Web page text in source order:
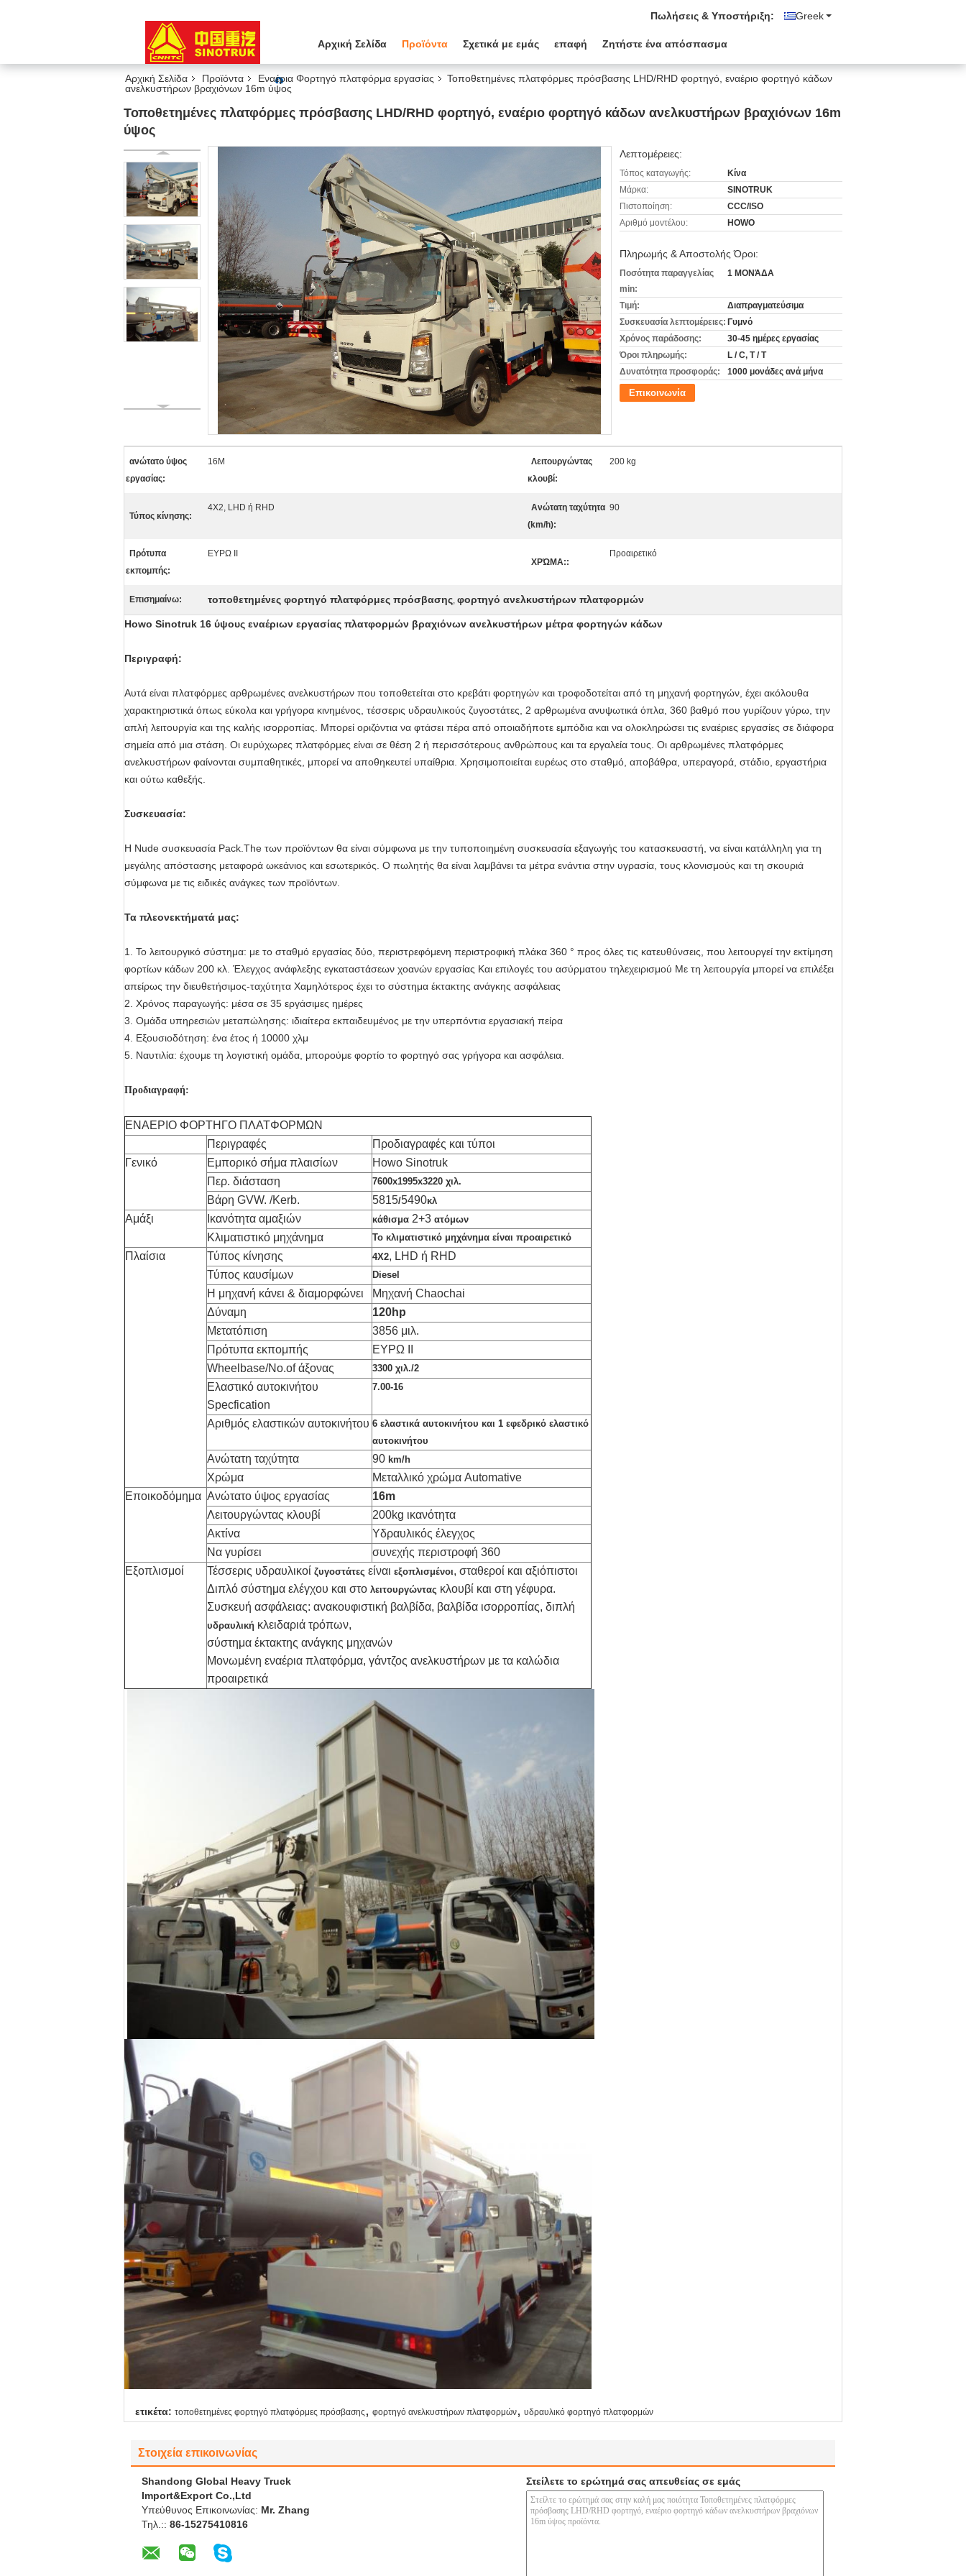
Greek
Πωλήσεις & Υποστήριξη:
Αρχική Σελίδα Προϊόντα Σχετικά με εμάς επαφή Ζητήστε ένα απόσπασμα
Αρχική Σελίδα Προϊόντα Εναέρια Φορτηγό πλατφόρμα εργασίας
Τοποθετημένες πλατφόρμες πρόσβασης LHD/RHD φορτηγό, εναέριο φορτηγό κάδων
ανελκυστήρων βραχιόνων 16m ύψος
Τοποθετημένες πλατφόρμες πρόσβασης LHD/RHD φορτηγό, εναέριο φορτηγό κάδων ανελκυστήρων βραχιόνων 16m
ύψος
Λεπτομέρειες:
Τόπος καταγωγής:
Κίνα
Μάρκα:
SINOTRUK
Πιστοποίηση:
CCC/ISO
Αριθμό μοντέλου:
HOWO
Πληρωμής & Αποστολής Όροι:
Ποσότητα παραγγελίας
min:
1 ΜΟΝΆΔΑ
Τιμή:
Διαπραγματεύσιμα
Συσκευασία λεπτομέρειες: Γυμνό
Χρόνος παράδοσης:
30-45 ημέρες εργασίας
Όροι πληρωμής:
L / C, T / T
Δυνατότητα προσφοράς:
1000 μονάδες ανά μήνα
Επικοινωνία
ανώτατο ύψος
εργασίας:
16M
Λειτουργώντας
κλουβί:
200 kg
Τύπος κίνησης:
4X2, LHD ή RHD
Ανώτατη ταχύτητα
(km/h):
90
Πρότυπα
εκπομπής:
ΕΥΡΩ ΙΙ
ΧΡΏΜΑ::
Προαιρετικό
Επισημαίνω: τοποθετημένες φορτηγό πλατφόρμες πρόσβασης, φορτηγό ανελκυστήρων πλατφορμών
Howo Sinotruk 16 ύψους εναέριων εργασίας πλατφορμών βραχιόνων ανελκυστήρων μέτρα φορτηγών κάδων
Περιγραφή:
Αυτά είναι πλατφόρμες αρθρωμένες ανελκυστήρων που τοποθετείται στο κρεβάτι φορτηγών και τροφοδοτείται από τη μηχανή φορτηγών, έχει ακόλουθα
χαρακτηριστικά όπως εύκολα και γρήγορα κινημένος, τέσσερις υδραυλικούς ζυγοστάτες, 2 αρθρωμένα ανυψωτικά όπλα, 360 βαθμό που γυρίζουν γύρω, την
απλή λειτουργία και της καλής ισορροπίας. Μπορεί οριζόντια να φτάσει πέρα από οποιαδήποτε εμπόδια και να ολοκληρώσει τις εναέριες εργασίες σε διάφορα
σημεία από μια στάση. Οι ευρύχωρες πλατφόρμες είναι σε θέση 2 ή περισσότερους ανθρώπους και τα εργαλεία τους. Οι αρθρωμένες πλατφόρμες
ανελκυστήρων φαίνονται συμπαθητικές, μπορεί να αποθηκευτεί υπαίθρια. Χρησιμοποιείται ευρέως στο σταθμό, αποβάθρα, υπεραγορά, στάδιο, εργαστήρια
και ούτω καθεξής.
Συσκευασία:
Η Nude συσκευασία Pack.The των προϊόντων θα είναι σύμφωνα με την τυποποιημένη συσκευασία εξαγωγής του κατασκευαστή, να είναι κατάλληλη για τη
μεγάλης απόστασης μεταφορά ωκεάνιος και εσωτερικός. Ο πωλητής θα είναι λαμβάνει τα μέτρα ενάντια στην υγρασία, τους κλονισμούς και τη σκουριά
σύμφωνα με τις ειδικές ανάγκες των προϊόντων.
Τα πλεονεκτήματά μας:
1. Το λειτουργικό σύστημα: με το σταθμό εργασίας δύο, περιστρεφόμενη περιστροφική πλάκα 360 ° προς όλες τις κατευθύνσεις, που λειτουργεί την εκτίμηση
φορτίων κάδων 200 κλ. Έλεγχος ανάφλεξης εγκαταστάσεων χοανών εργασίας Και επιλογές του ασύρματου τηλεχειρισμού Με τη λειτουργία μπορεί να επιλέξει
απείρως την διευθετήσιμος-ταχύτητα Χαμηλότερος έχει το σύστημα έκτακτης ανάγκης ασφάλειας
2. Χρόνος παραγωγής: μέσα σε 35 εργάσιμες ημέρες
3. Ομάδα υπηρεσιών μεταπώλησης: ιδιαίτερα εκπαιδευμένος με την υπερπόντια εργασιακή πείρα
4. Εξουσιοδότηση: ένα έτος ή 10000 χλμ
5. Ναυτιλία: έχουμε τη λογιστική ομάδα, μπορούμε φορτίο το φορτηγό σας γρήγορα και ασφάλεια.
Προδιαγραφή:
ΕΝΑΕΡΙΟ ΦΟΡΤΗΓΟ ΠΛΑΤΦΟΡΜΩΝ
Περιγραφές
Προδιαγραφές και τύποι
Γενικό
Εμπορικό σήμα πλαισίων
Howo Sinotruk
Περ. διάσταση
7600x1995x3220 χιλ.
Βάρη GVW. /Kerb. 5815/5490κλ
Αμάξι Ικανότητα αμαξιών κάθισμα 2+3 ατόμων
Κλιματιστικό μηχάνημα Το κλιματιστικό μηχάνημα είναι προαιρετικό
Πλαίσια Τύπος κίνησης 4X2, LHD ή RHD
Τύπος καυσίμων
Diesel
Η μηχανή κάνει & διαμορφώνει
Μηχανή Chaochai
Δύναμη
120hp
Μετατόπιση
3856 μιλ.
Πρότυπα εκπομπής
ΕΥΡΩ ΙΙ
Wheelbase/No.of άξονας
3300 χιλ./2
Ελαστικό αυτοκινήτου
Specfication
7.00-16
Αριθμός ελαστικών αυτοκινήτου 6 ελαστικά αυτοκινήτου και 1 εφεδρικό ελαστικό
αυτοκινήτου
Ανώτατη ταχύτητα 90 km/h
Χρώμα
Μεταλλικό χρώμα Automative
Εποικοδόμημα Ανώτατο ύψος εργασίας
16m
Λειτουργώντας κλουβί
200kg ικανότητα
Ακτίνα
Υδραυλικός έλεγχος
Να γυρίσει
συνεχής περιστροφή 360
Εξοπλισμοί
Τέσσερις υδραυλικοί ζυγοστάτες είναι εξοπλισμένοι, σταθεροί και αξιόπιστοι
Διπλό σύστημα ελέγχου και στο λειτουργώντας κλουβί και στη γέφυρα.
Συσκευή ασφάλειας: ανακουφιστική βαλβίδα, βαλβίδα ισορροπίας, διπλή
υδραυλική κλειδαριά τρόπων,
σύστημα έκτακτης ανάγκης μηχανών
Μονωμένη εναέρια πλατφόρμα, γάντζος ανελκυστήρων με τα καλώδια
προαιρετικά
ετικέτα: τοποθετημένες φορτηγό πλατφόρμες πρόσβασης , φορτηγό ανελκυστήρων πλατφορμών, υδραυλικό φορτηγό πλατφορμών
Στοιχεία επικοινωνίας
Shandong Global Heavy Truck
Import&Export Co.,Ltd
Υπεύθυνος Επικοινωνίας: Mr. Zhang
Τηλ.:: 86-15275410816
Στείλετε το ερώτημά σας απευθείας σε εμάς